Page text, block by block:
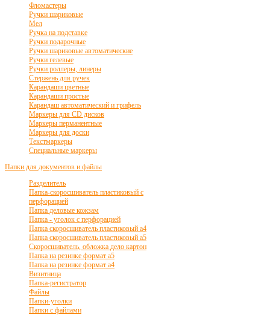
Фломастеры
Ручки шариковые
Мел
Ручка на подставке
Ручки подарочные
Ручки шариковые автоматические
Ручки гелевые
Ручки роллеры, линеры
Стержень для ручек
Карандаши цветные
Карандаши простые
Карандаш автоматический и грифель
Маркеры для CD дисков
Маркеры перманентные
Маркеры для доски
Текстмаркеры
Специальные маркеры
Папки для документов и файлы
Разделитель
Папка-скоросшиватель пластиковый с
перфорацией
Папка деловые кожзам
Папка - уголок с перфорацией
Папка скоросшиватель пластиковый а4
Папка скоросшиватель пластиковый а5
Скоросшиватель, обложка дело картон
Папка на резинке формат а5
Папка на резинке формат а4
Визитница
Папка-регистратор
Файлы
Папки-уголки
Папки с файлами